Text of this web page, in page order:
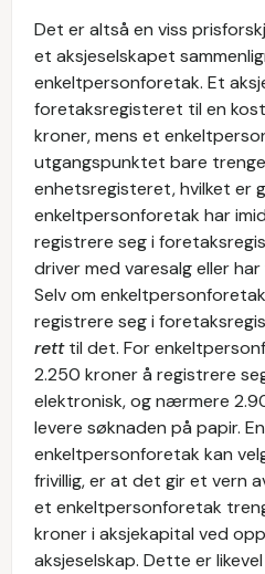
Det er altså en viss
et aksjeselskapet
enkeltpersonforetak. Et
foretaksregisteret til en
kroner, mens et
utgangspunktet bare
enhetsregisteret, hvilket er
enkeltpersonforetak har
registrere seg i
driver med varesalg eller
Selv om
registrere seg i
retttil det. For
2.250 kroner å registrere
elektronisk, og nærmere
levere søknaden på papir.
enkeltpersonforetak kan
frivillig, er at det gir et vern
et enkeltpersonforetak
kroner i aksjekapital ved
aksjeselskap. Dette er